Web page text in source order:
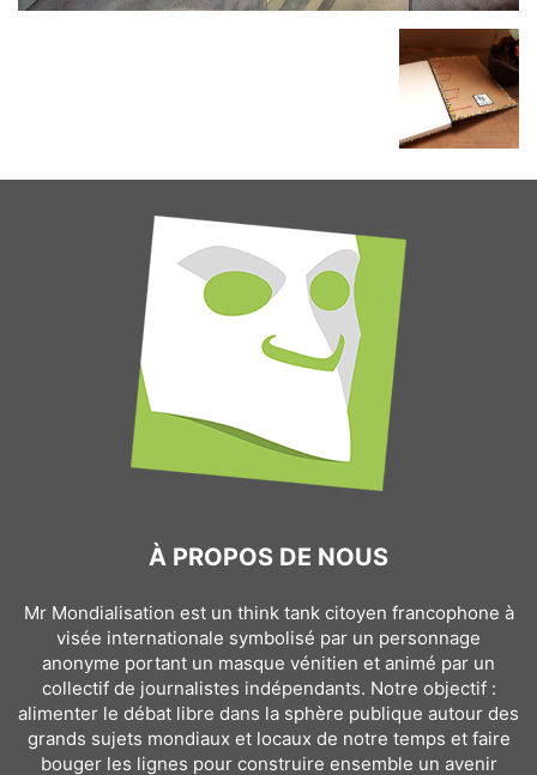
À PROPOS DE NOUS
Mr Mondialisation est un think tank citoyen francophone à
visée internationale symbolisé par un personnage
anonyme portant un masque vénitien et animé par un
collectif de journalistes indépendants. Notre objectif :
alimenter le débat libre dans la sphère publique autour des
grands sujets mondiaux et locaux de notre temps et faire
bouger les lignes pour construire ensemble un avenir